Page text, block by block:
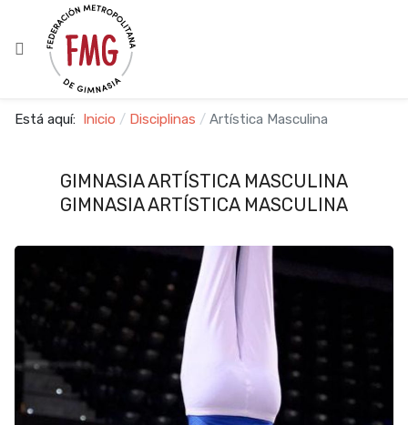
Está aquí: Inicio Disciplinas Artística Masculina
GIMNASIA ARTÍSTICA MASCULINA
GIMNASIA ARTÍSTICA MASCULINA